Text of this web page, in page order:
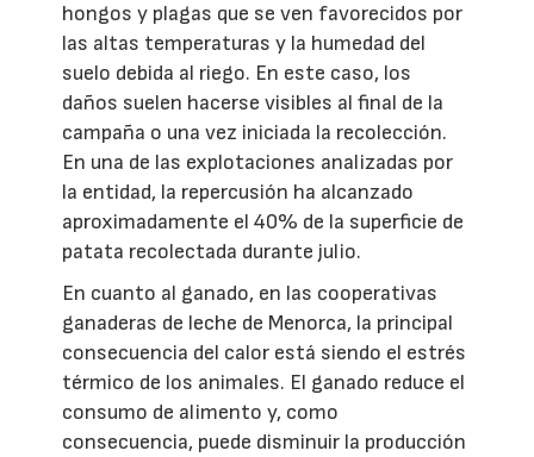
hongos y plagas que se ven favorecidos por
las altas temperaturas y la humedad del
suelo debida al riego. En este caso, los
daños suelen hacerse visibles al final de la
campaña o una vez iniciada la recolección.
En una de las explotaciones analizadas por
la entidad, la repercusión ha alcanzado
aproximadamente el 40% de la superficie de
patata recolectada durante julio.
En cuanto al ganado, en las cooperativas
ganaderas de leche de Menorca, la principal
consecuencia del calor está siendo el estrés
térmico de los animales. El ganado reduce el
consumo de alimento y, como
consecuencia, puede disminuir la producción